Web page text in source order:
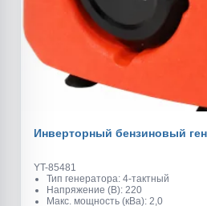
Инверторный бензиновый
YT-85481
Тип генератора: 4-тактный
Напряжение (В): 220
Макс. мощность (кВа): 2,0